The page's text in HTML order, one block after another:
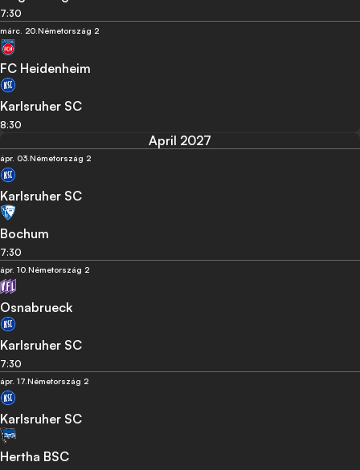
7:30
márc. 20.Németország 2
FC Heidenheim
Karlsruher SC
8:30
April 2027
ápr. 03.Németország 2
Karlsruher SC
Bochum
7:30
ápr. 10.Németország 2
Osnabrueck
Karlsruher SC
7:30
ápr. 17.Németország 2
Karlsruher SC
Hertha BSC